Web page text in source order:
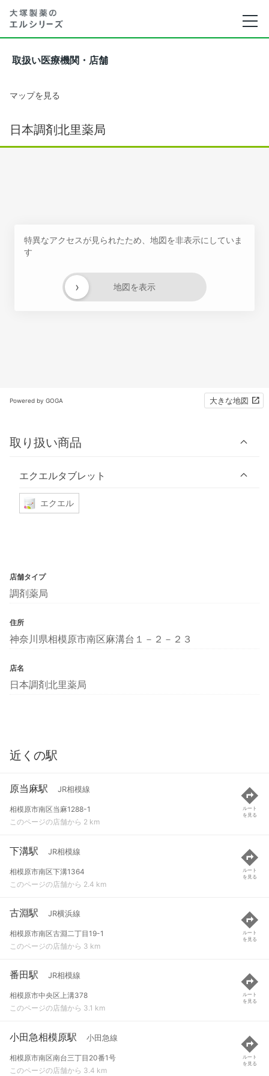
取扱い医療機関・店舗
マップを見る
日本調剤北里薬局
特異なアクセスが見られたため、地図を非表示にしていま
す
地図を表示
›
Powered by GOGA 大きな地図
取り扱い商品
エクエルタブレット
エクエル
店舗タイプ
調剤薬局
住所
神奈川県相模原市南区麻溝台１－２－２３
店名
日本調剤北里薬局
近くの駅
原当麻駅 JR相模線
相模原市南区当麻1288-1
このページの店舗から 2 km
ルート
を見る
下溝駅 JR相模線
相模原市南区下溝1364
このページの店舗から 2.4 km
ルート
を見る
古淵駅 JR横浜線
相模原市南区古淵二丁目19-1
このページの店舗から 3 km
ルート
を見る
番田駅 JR相模線
相模原市中央区上溝378
このページの店舗から 3.1 km
ルート
を見る
小田急相模原駅 小田急線
相模原市南区南台三丁目20番1号
このページの店舗から 3.4 km
ルート
を見る